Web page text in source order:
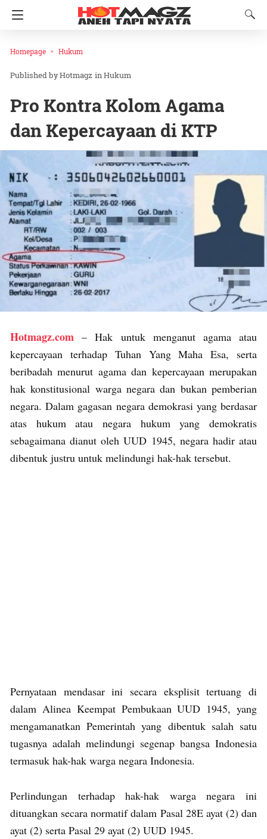
Homepage Hukum
Hotmagz inHukum
Pro Kontra Kolom Agama
dan Kepercayaan di KTP
Hotmagz.com – Hak untuk menganut agama atau
kepercayaan terhadap Tuhan Yang Maha Esa, serta
beribadah menurut agama dan kepercayaan merupakan
hak konstitusional warga negara dan bukan pemberian
negara. Dalam gagasan negara demokrasi yang berdasar
atas hukum atau negara hukum yang demokratis
sebagaimana dianut oleh UUD 1945, negara hadir atau
dibentuk justru untuk melindungi hak-hak tersebut.
Pernyataan mendasar ini secara eksplisit tertuang di
dalam Alinea Keempat Pembukaan UUD 1945, yang
mengamanatkan Pemerintah yang dibentuk salah satu
tugasnya adalah melindungi segenap bangsa Indonesia
termasuk hak-hak warga negara Indonesia.
Perlindungan terhadap hak-hak warga negara ini
dituangkan secara normatif dalam Pasal 28E ayat (2) dan
ayat (2) serta Pasal 29 ayat (2) UUD 1945.